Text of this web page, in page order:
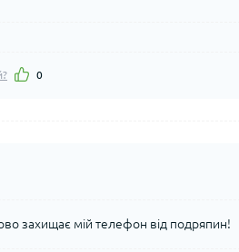
0
захищає мій телефон від подряпин!